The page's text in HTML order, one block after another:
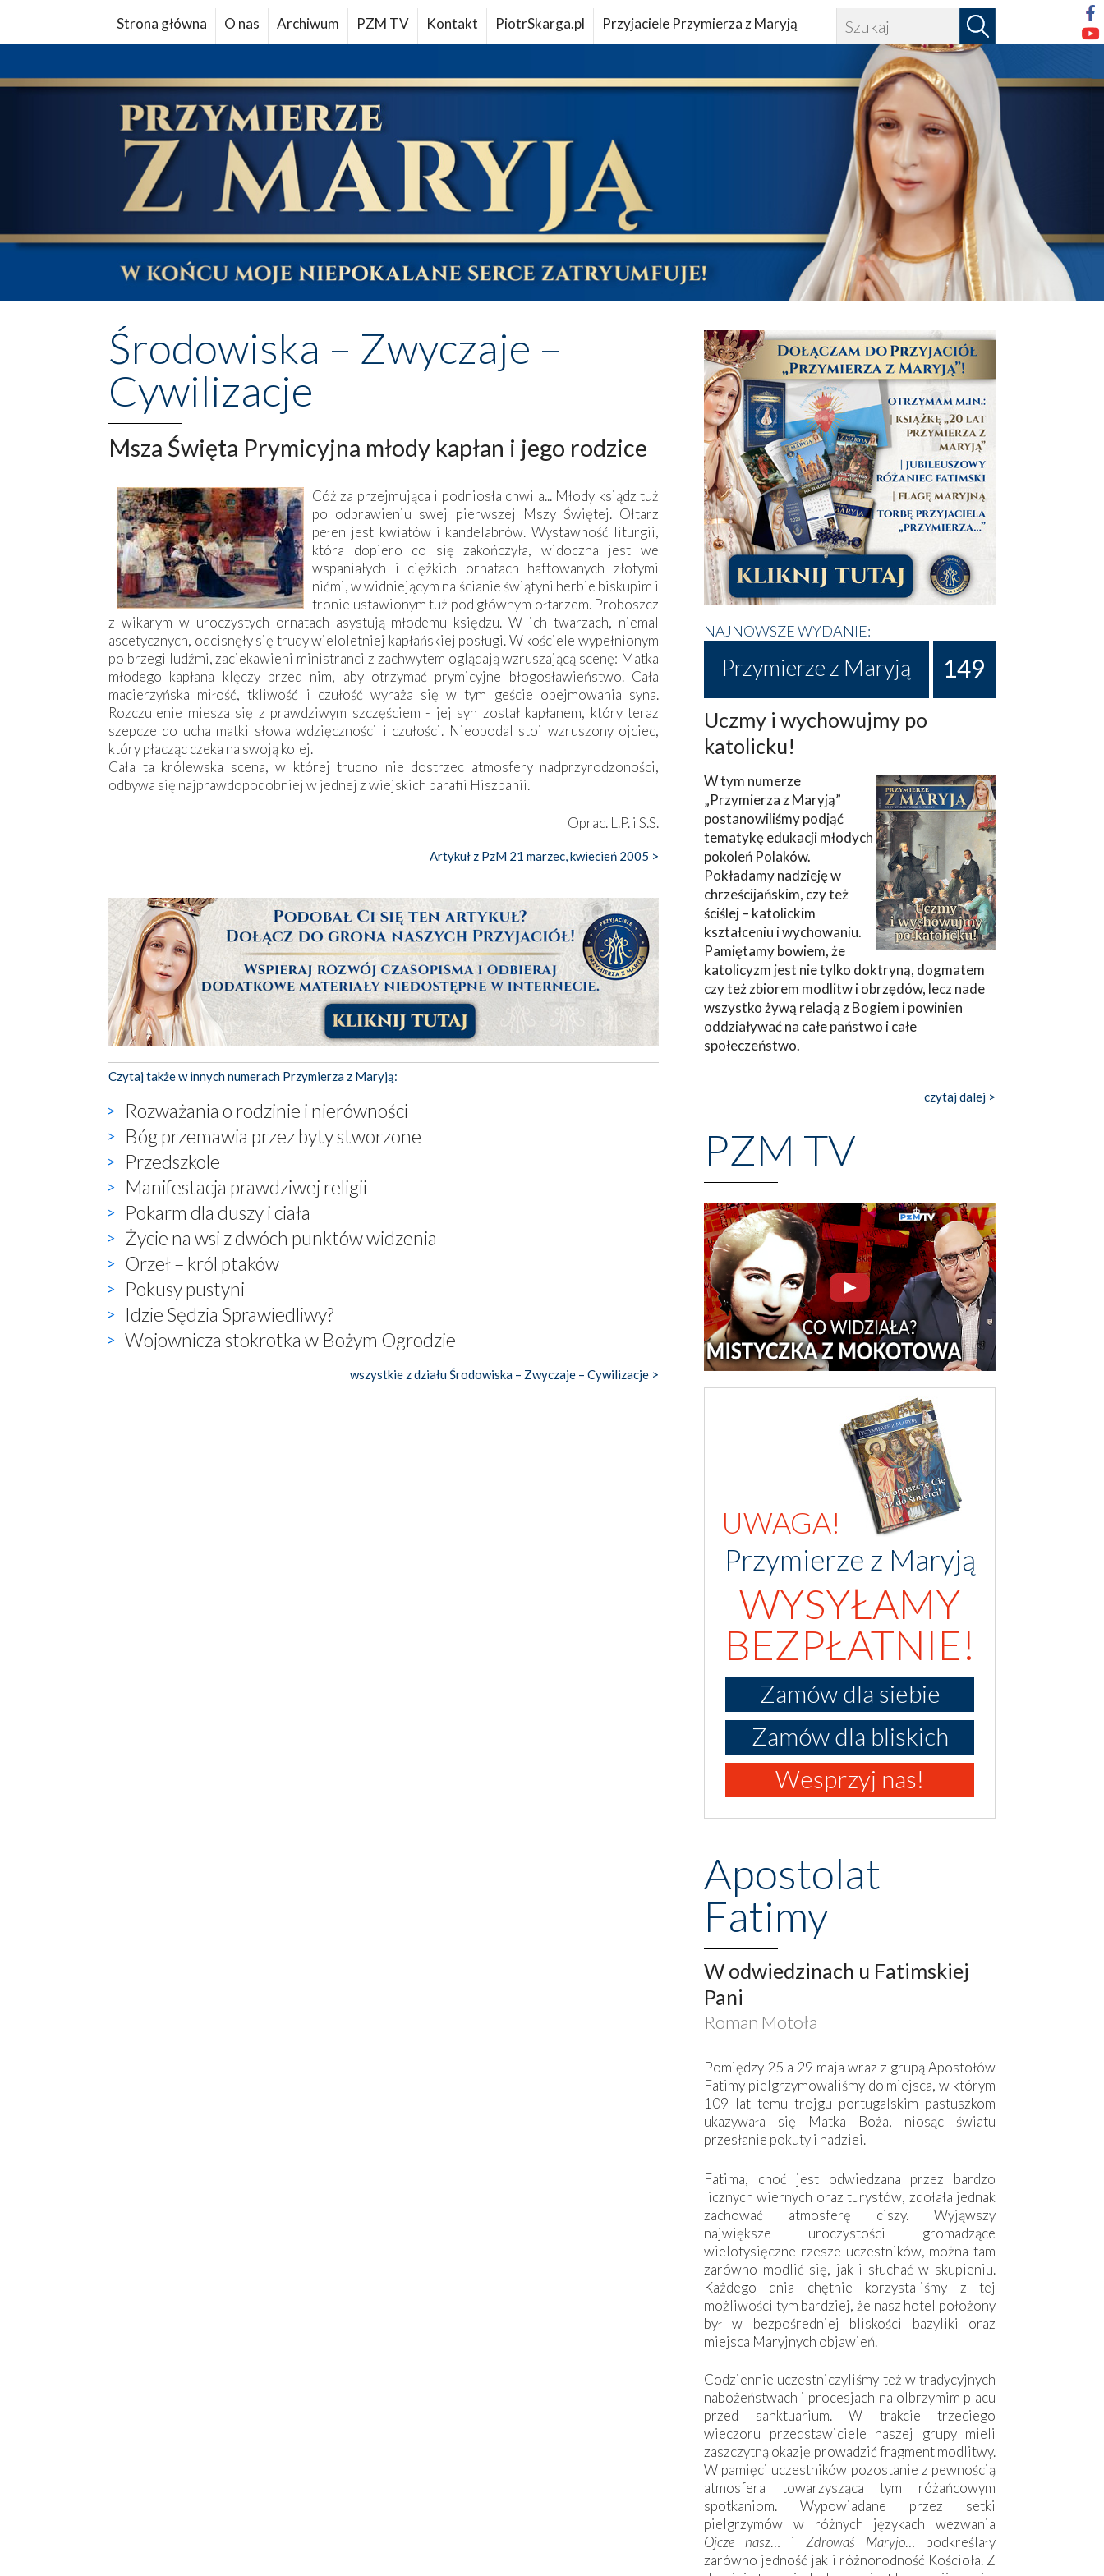
Strona główna O nas Archiwum PZM TV Kontakt PiotrSkarga.pl Przyjaciele Przymierza z Maryją
Środowiska – Zwyczaje –
Cywilizacje
Msza Święta Prymicyjna młody kapłan i jego rodzice
Cóż za przejmująca i podniosła chwila... Młody ksiądz tuż
po odprawieniu swej pierwszej Mszy Świętej. Ołtarz
pełen jest kwiatów i kandelabrów. Wystawność liturgii,
która dopiero co się zakończyła, widoczna jest we
wspaniałych i ciężkich ornatach haftowanych złotymi
nićmi, w widniejącym na ścianie świątyni herbie biskupim i
tronie ustawionym tuż pod głównym ołtarzem. Proboszcz
z wikarym w uroczystych ornatach asystują młodemu księdzu. W ich twarzach, niemal
ascetycznych, odcisnęły się trudy wieloletniej kapłańskiej posługi. W kościele wypełnionym
po brzegi ludźmi, zaciekawieni ministranci z zachwytem oglądają wzruszającą scenę: Matka
młodego kapłana klęczy przed nim, aby otrzymać prymicyjne błogosławieństwo. Cała
macierzyńska miłość, tkliwość i czułość wyraża się w tym geście obejmowania syna.
Rozczulenie miesza się z prawdziwym szczęściem - jej syn został kapłanem, który teraz
szepcze do ucha matki słowa wdzięczności i czułości. Nieopodal stoi wzruszony ojciec,
który płacząc czeka na swoją kolej.
Cała ta królewska scena, w której trudno nie dostrzec atmosfery nadprzyrodzoności,
odbywa się najprawdopodobniej w jednej z wiejskich parafii Hiszpanii.
Oprac. L.P. i S.S.
Artykuł z PzM 21 marzec, kwiecień 2005 >
Czytaj także w innych numerach Przymierza z Maryją:
Rozważania o rodzinie i nierówności
Bóg przemawia przez byty stworzone
Przedszkole
Manifestacja prawdziwej religii
Pokarm dla duszy i ciała
Życie na wsi z dwóch punktów widzenia
Orzeł – król ptaków
Pokusy pustyni
Idzie Sędzia Sprawiedliwy?
Wojownicza stokrotka w Bożym Ogrodzie
wszystkie z działu Środowiska – Zwyczaje – Cywilizacje >
NAJNOWSZE WYDANIE:
Przymierze z Maryją 149
Uczmy i wychowujmy po
katolicku!
W tym numerze
„Przymierza z Maryją”
postanowiliśmy podjąć
tematykę edukacji młodych
pokoleń Polaków.
Pokładamy nadzieję w
chrześcijańskim, czy też
ściślej – katolickim
kształceniu i wychowaniu.
Pamiętamy bowiem, że
katolicyzm jest nie tylko doktryną, dogmatem
czy też zbiorem modlitw i obrzędów, lecz nade
wszystko żywą relacją z Bogiem i powinien
oddziaływać na całe państwo i całe
społeczeństwo.
czytaj dalej >
PZM TV
UWAGA!
Przymierze z Maryją
WYSYŁAMY
BEZPŁATNIE!
Zamów dla siebie
Zamów dla bliskich
Wesprzyj nas!
Apostolat
Fatimy
W odwiedzinach u Fatimskiej
Pani
Roman Motoła
Pomiędzy 25 a 29 maja wraz z grupą Apostołów
Fatimy pielgrzymowaliśmy do miejsca, w którym
109 lat temu trojgu portugalskim pastuszkom
ukazywała się Matka Boża, niosąc światu
przesłanie pokuty i nadziei.
Fatima, choć jest odwiedzana przez bardzo
licznych wiernych oraz turystów, zdołała jednak
zachować atmosferę ciszy. Wyjąwszy
największe uroczystości gromadzące
wielotysięczne rzesze uczestników, można tam
zarówno modlić się, jak i słuchać w skupieniu.
Każdego dnia chętnie korzystaliśmy z tej
możliwości tym bardziej, że nasz hotel położony
był w bezpośredniej bliskości bazyliki oraz
miejsca Maryjnych objawień.
Codziennie uczestniczyliśmy też w tradycyjnych
nabożeństwach i procesjach na olbrzymim placu
przed sanktuarium. W trakcie trzeciego
wieczoru przedstawiciele naszej grupy mieli
zaszczytną okazję prowadzić fragment modlitwy.
W pamięci uczestników pozostanie z pewnością
atmosfera towarzysząca tym różańcowym
spotkaniom. Wypowiadane przez setki
pielgrzymów w różnych językach wezwania
Ojcze nasz… i Zdrowaś Maryjo… podkreślały
zarówno jedność jak i różnorodność Kościoła. Z